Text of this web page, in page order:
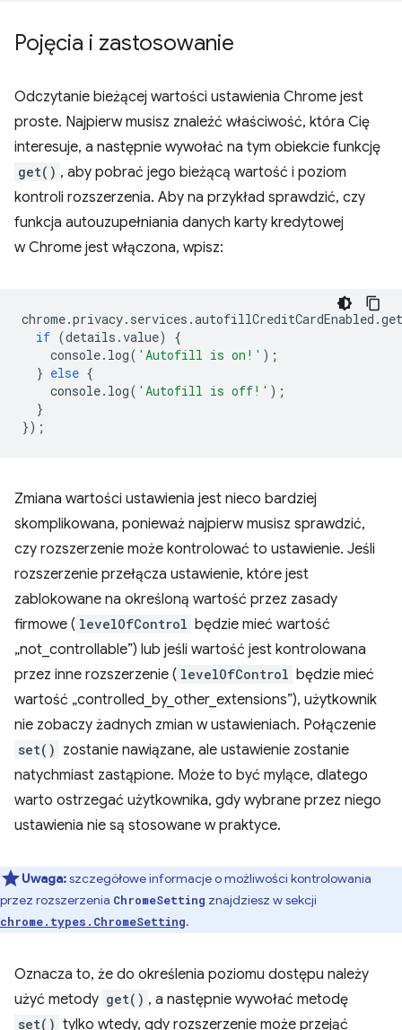
Pojęcia i zastosowanie
Odczytanie bieżącej wartości ustawienia Chrome jest
proste. Najpierw musisz znaleźć właściwość, która Cię
interesuje, a następnie wywołać na tym obiekcie funkcję
get() , aby pobrać jego bieżącą wartość i poziom
kontroli rozszerzenia. Aby na przykład sprawdzić, czy
funkcja autouzupełniania danych karty kredytowej
w Chrome jest włączona, wpisz:
chrome.privacy. services .autofillCreditCardEnabled .get
if (details .value)
{
console. log( 'Autofill is on!' );
} else {
console. log( 'Autofill is off!' );
}
});
Zmiana wartości ustawienia jest nieco bardziej
skomplikowana, ponieważ najpierw musisz sprawdzić,
czy rozszerzenie może kontrolować to ustawienie. Jeśli
rozszerzenie przełącza ustawienie, które jest
zablokowane na określoną wartość przez zasady
firmowe ( levelOfControl będzie mieć wartość
„not_controllable”) lub jeśli wartość jest kontrolowana
przez inne rozszerzenie ( levelOfControl będzie mieć
wartość „controlled_by_other_extensions”), użytkownik
nie zobaczy żadnych zmian w ustawieniach. Połączenie
set() zostanie nawiązane, ale ustawienie zostanie
natychmiast zastąpione. Może to być mylące, dlatego
warto ostrzegać użytkownika, gdy wybrane przez niego
ustawienia nie są stosowane w praktyce.
Uwaga:szczegółowe informacje o możliwości kontrolowania
przez rozszerzenia ChromeSetting znajdziesz w sekcji
chrome.types.ChromeSetting.
Oznacza to, że do określenia poziomu dostępu należy
użyć metody get() , a następnie wywołać metodę
set() tylko wtedy, gdy rozszerzenie może przejąć